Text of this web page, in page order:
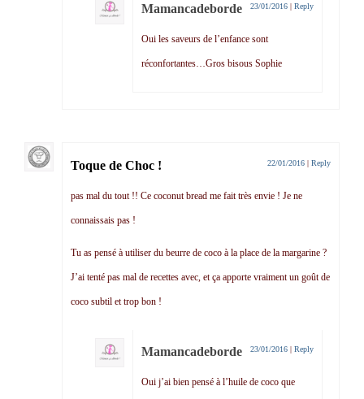
Mamancadeborde 23/01/2016 | Reply
Oui les saveurs de l’enfance sont
réconfortantes…Gros bisous Sophie
Toque de Choc ! 22/01/2016 | Reply
pas mal du tout !! Ce coconut bread me fait très envie ! Je ne
connaissais pas !
Tu as pensé à utiliser du beurre de coco à la place de la margarine ?
J’ai tenté pas mal de recettes avec, et ça apporte vraiment un goût de
coco subtil et trop bon !
Mamancadeborde 23/01/2016 | Reply
Oui j’ai bien pensé à l’huile de coco que